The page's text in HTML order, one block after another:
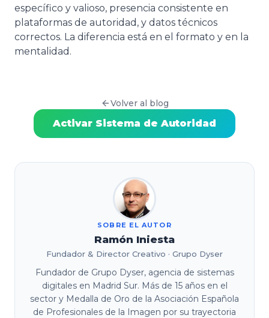
específico y valioso, presencia consistente en
plataformas de autoridad, y datos técnicos
correctos. La diferencia está en el formato y en la
mentalidad.
Volver al blog
Activar Sistema de Autoridad
SOBRE EL AUTOR
Ramón Iniesta
Fundador & Director Creativo · Grupo Dyser
Fundador de Grupo Dyser, agencia de sistemas
digitales en Madrid Sur. Más de 15 años en el
sector y Medalla de Oro de la Asociación Española
de Profesionales de la Imagen por su trayectoria